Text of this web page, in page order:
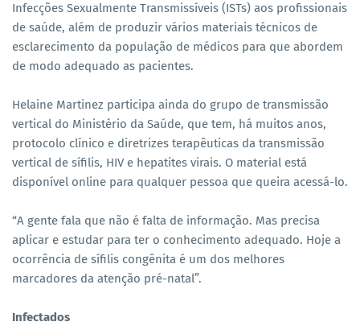
Infecções Sexualmente Transmissíveis (ISTs) aos profissionais
de saúde, além de produzir vários materiais técnicos de
esclarecimento da população de médicos para que abordem
de modo adequado as pacientes.
Helaine Martinez participa ainda do grupo de transmissão
vertical do Ministério da Saúde, que tem, há muitos anos,
protocolo clínico e diretrizes terapêuticas da transmissão
vertical de sífilis, HIV e hepatites virais. O material está
disponível online para qualquer pessoa que queira acessá-lo.
“A gente fala que não é falta de informação. Mas precisa
aplicar e estudar para ter o conhecimento adequado. Hoje a
ocorrência de sífilis congênita é um dos melhores
marcadores da atenção pré-natal”.
Infectados